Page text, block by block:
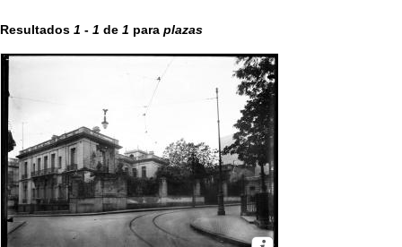
Resultados 1 - 1 de 1 para plazas